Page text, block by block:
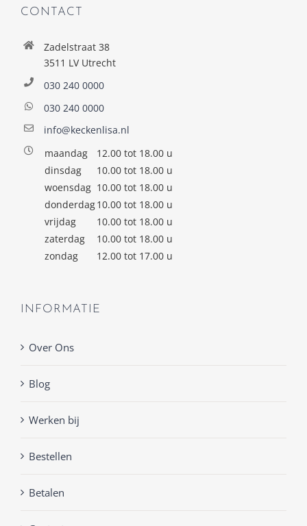
CONTACT
Zadelstraat 38
3511 LV Utrecht
030 240 0000
030 240 0000
info@keckenlisa.nl
maandag
12.00 tot 18.00 u
dinsdag
10.00 tot 18.00 u
woensdag 10.00 tot 18.00 u
donderdag10.00 tot 18.00 u
vrijdag
10.00 tot 18.00 u
zaterdag
10.00 tot 18.00 u
zondag
12.00 tot 17.00 u
INFORMATIE
Over Ons
Blog
Werken bij
Bestellen
Betalen